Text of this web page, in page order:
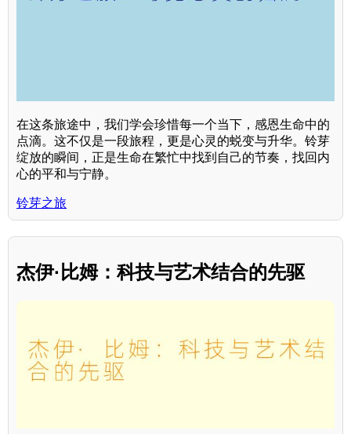
在这条旅途中，我们学会珍惜每一个当下，感恩生命中的
点滴。这不仅是一段旅程，更是心灵的蜕变与升华。铃芽
绽放的瞬间，正是生命在繁忙中找到自己的节奏，找回内
心的平和与宁静。
铃芽之旅
杰伊·比姆：科技与艺术结合的先驱